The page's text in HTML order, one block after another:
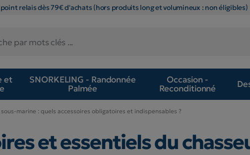
relais dès 79€ d'achats (hors produits long et volumineux : non éligibles)
et
SNORKELING - Randonnée
Palmée
Occasion -
Reconditionné
marine : quels accessoires obligatoires et indispensables ?
et essentiels du